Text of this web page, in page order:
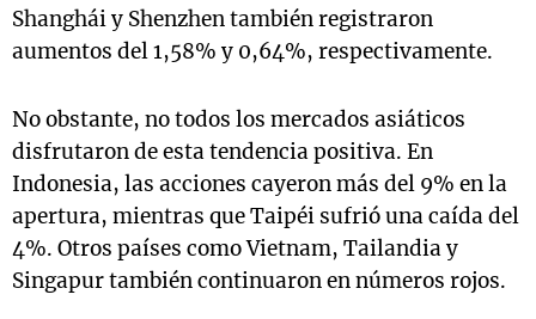
Shanghái y Shenzhen también registraron
aumentos del 1,58% y 0,64%, respectivamente.
No obstante, no todos los mercados asiáticos
disfrutaron de esta tendencia positiva. En
Indonesia, las acciones cayeron más del 9% en la
apertura, mientras que Taipéi sufrió una caída del
4%. Otros países como Vietnam, Tailandia y
Singapur también continuaron en números rojos.